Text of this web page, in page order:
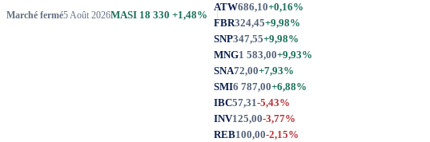
Marché fermé5 Août 2026MASI 18 330 +1,48%
ATW686,10+0,16%